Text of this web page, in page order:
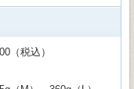
（税込）